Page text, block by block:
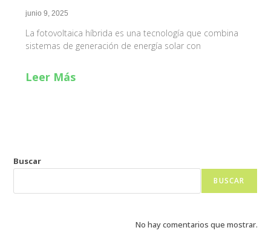
junio 9, 2025
La fotovoltaica híbrida es una tecnología que combina
sistemas de generación de energía solar con
Leer Más
Buscar
BUSCAR
No hay comentarios que mostrar.